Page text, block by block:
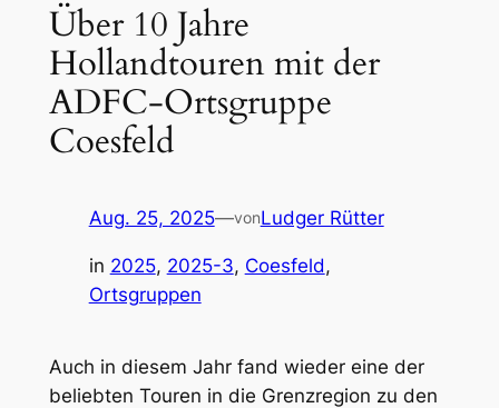
Über 10 Jahre
Hollandtouren mit der
ADFC-Ortsgruppe
Coesfeld
Aug. 25, 2025—vonLudger Rütter
in 2025, 2025-3, Coesfeld
Ortsgruppen
Auch in diesem Jahr fand wieder eine der
beliebten Touren in die Grenzregion zu den